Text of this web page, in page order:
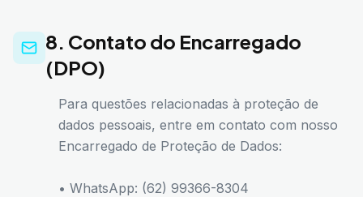
8. Contato do Encarregado
(DPO)
Para questões relacionadas à proteção de
dados pessoais, entre em contato com nosso
Encarregado de Proteção de Dados:
• WhatsApp: (62) 99366-8304